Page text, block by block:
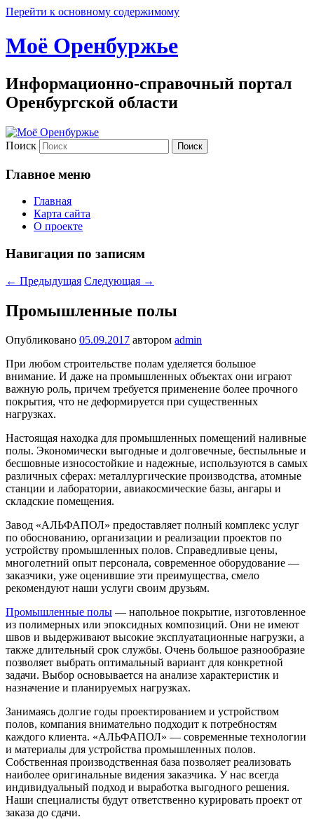
Перейти к основному содержимому
Моё Оренбуржье
Информационно-справочный портал
Оренбургской области
Поиск
Главное меню
Главная
Карта сайта
О проекте
Навигация по записям
← Предыдущая Следующая →
Промышленные полы
Опубликовано 05.09.2017 автором admin
При любом строительстве полам уделяется большое
внимание. И даже на промышленных объектах они играют
важную роль, причем требуется применение более прочного
покрытия, что не деформируется при существенных
нагрузках.
Настоящая находка для промышленных помещений наливные
полы. Экономически выгодные и долговечные, беспыльные и
бесшовные износостойкие и надежные, используются в самых
различных сферах: металлургические производства, атомные
станции и лаборатории, авиакосмические базы, ангары и
складские помещения.
Завод «АЛЬФАПОЛ» предоставляет полный комплекс услуг
по обоснованию, организации и реализации проектов по
устройству промышленных полов. Справедливые цены,
многолетний опыт персонала, современное оборудование —
заказчики, уже оценившие эти преимущества, смело
рекомендуют наши услуги своим друзьям.
Промышленные полы — напольное покрытие, изготовленное
из полимерных или эпоксидных композиций. Они не имеют
швов и выдерживают высокие эксплуатационные нагрузки, а
также длительный срок службы. Очень большое разнообразие
позволяет выбрать оптимальный вариант для конкретной
задачи. Выбор основывается на анализе характеристик и
назначение и планируемых нагрузках.
Занимаясь долгие годы проектированием и устройством
полов, компания внимательно подходит к потребностям
каждого клиента. «АЛЬФАПОЛ» — современные технологии
и материалы для устройства промышленных полов.
Собственная производственная база позволяет реализовать
наиболее оригинальные видения заказчика. У нас всегда
индивидуальный подход и выработка выгодного решения.
Наши специалисты будут ответственно курировать проект от
заказа до сдачи.